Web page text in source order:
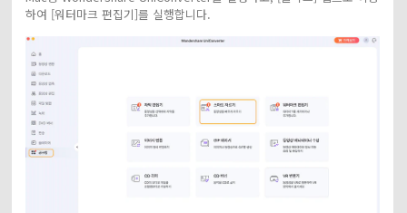
하여 [워터마크 편집기]를 실행합니다.